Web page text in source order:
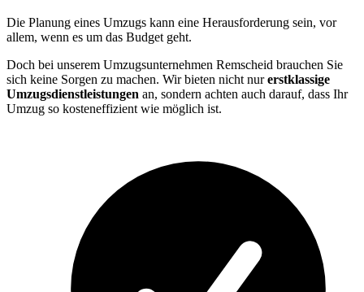
Die Planung eines Umzugs kann eine Herausforderung sein, vor
allem, wenn es um das Budget geht.
Doch bei unserem Umzugsunternehmen Remscheid brauchen Sie
sich keine Sorgen zu machen. Wir bieten nicht nurerstklassige
Umzugsdienstleistungen an, sondern achten auch darauf, dass Ihr
Umzug so kosteneffizient wie möglich ist.